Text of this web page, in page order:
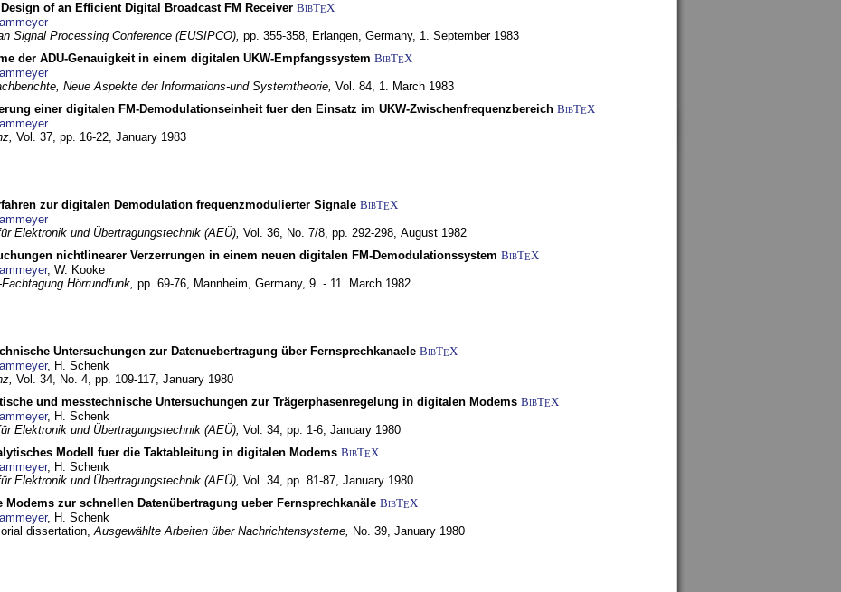
of an Efficient Digital Broadcast FM Receiver BibTEX
Signal Processing Conference (EUSIPCO), pp. 355-358, Erlangen, Germany, 1. September 1983
der ADU-Genauigkeit in einem digitalen UKW-Empfangssystem BibTEX
Neue Aspekte der Informations-und Systemtheorie, Vol. 84, 1. March 1983
einer digitalen FM-Demodulationseinheit fuer den Einsatz im UKW-Zwischenfrequenzbereich BibTEX
Vol. 37, pp. 16-22, January 1983
zur digitalen Demodulation frequenzmodulierter Signale BibTEX
Elektronik und Übertragungstechnik (AEÜ), Vol. 36, No. 7/8, pp. 292-298, August 1982
nichtlinearer Verzerrungen in einem neuen digitalen FM-Demodulationssystem BibTEX
, W. Kooke
Hörrundfunk, pp. 69-76, Mannheim, Germany, 9. - 11. March 1982
Untersuchungen zur Datenuebertragung über Fernsprechkanaele BibTEX
, H. Schenk
Vol. 34, No. 4, pp. 109-117, January 1980
und messtechnische Untersuchungen zur Trägerphasenregelung in digitalen Modems BibTEX
, H. Schenk
Elektronik und Übertragungstechnik (AEÜ), Vol. 34, pp. 1-6, January 1980
Modell fuer die Taktableitung in digitalen Modems BibTEX
, H. Schenk
Elektronik und Übertragungstechnik (AEÜ), Vol. 34, pp. 81-87, January 1980
Modems zur schnellen Datenübertragung ueber Fernsprechkanäle BibTEX
, H. Schenk
dissertation,Ausgewählte Arbeiten über Nachrichtensysteme, No. 39, January 1980